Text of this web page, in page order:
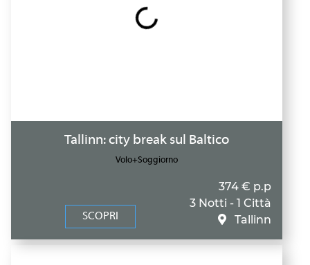
Tallinn: city break sul Baltico
Volo+Soggiorno
SCOPRI
374 € p.p
3 Notti - 1 Città
Tallinn